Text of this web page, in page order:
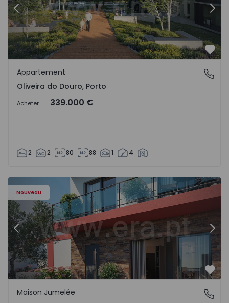
Précédent
Oliveira do Douro, Porto
Appartement
Oliveira do Douro, Porto
Acheter 339.000 €
2 2 80 88 1 4
Nouveau
Précédent
São João das Lampas e Terrugem, Lisboa
Maison Jumelée